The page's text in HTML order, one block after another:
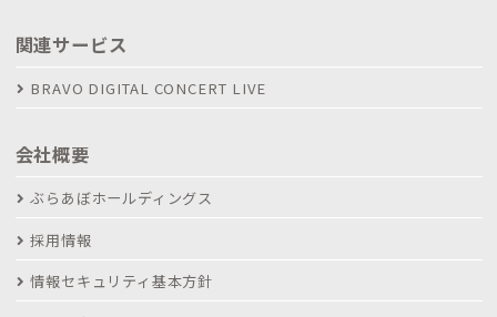
関連サービス
BRAVO DIGITAL CONCERT LIVE
会社概要
ぶらあぼホールディングス
採用情報
情報セキュリティ基本方針